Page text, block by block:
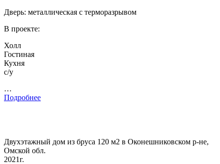
Дверь: металлическая с терморазрывом
В проекте:
Холл
Гостиная
Кухня
с/у
…
Подробнее
Двухэтажный дом из бруса 120 м2 в Оконешниковском р-не,
Омской обл.
2021г.